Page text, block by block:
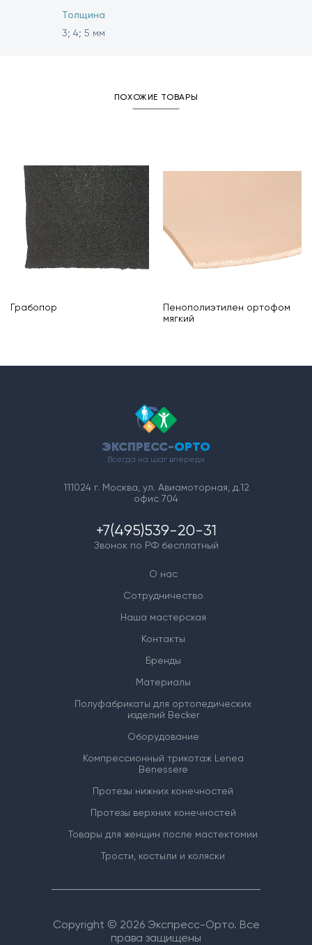
Толщина
3; 4; 5 мм
ПОХОЖИЕ ТОВАРЫ
Грабопор
Пенополиэтилен ортофом
мягкий
ЭКСПРЕСС-ОРТО
Всегда на шаг впереди
111024 г. Москва, ул. Авиамоторная, д.12
офис 704
+7(495)539-20-31
Звонок по РФ бесплатный
О нас
Сотрудничество
Наша мастерская
Контакты
Бренды
Материалы
Полуфабрикаты для ортопедических
изделий Becker
Оборудование
Компрессионный трикотаж Lenea
Benessere
Протезы нижних конечностей
Протезы верхних конечностей
Товары для женщин после мастектомии
Трости, костыли и коляски
Copyright © 2026 Экспресс-Орто. Все
права защищены